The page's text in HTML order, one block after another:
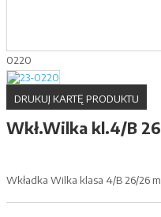
0220
DRUKUJ KARTĘ PRODUKTU
Wkł.Wilka kl.4/B
Wkładka Wilka klasa 4/B 26/26